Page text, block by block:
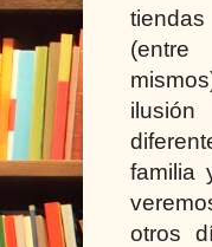
familia
otros